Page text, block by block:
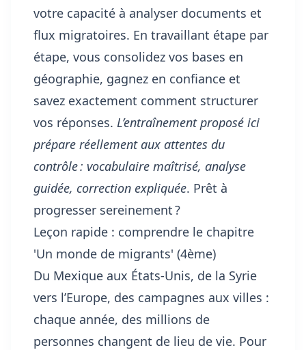
votre capacité à analyser documents et
flux migratoires. En travaillant étape par
étape, vous consolidez vos bases en
géographie, gagnez en confiance et
savez exactement comment structurer
vos réponses. L’entraînement proposé ici
prépare réellement aux attentes du
contrôle : vocabulaire maîtrisé, analyse
guidée, correction expliquée. Prêt à
progresser sereinement ?
Leçon rapide : comprendre le chapitre
'Un monde de migrants' (4ème)
Du Mexique aux États-Unis, de la Syrie
vers l’Europe, des campagnes aux villes :
chaque année, des millions de
personnes changent de lieu de vie. Pour